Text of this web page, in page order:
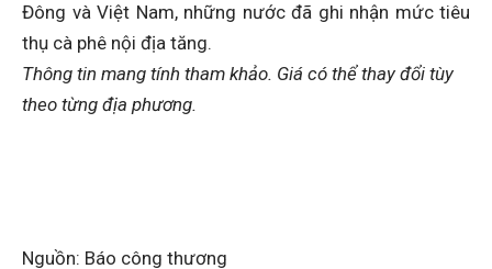
Đông và Việt Nam, những nước đã ghi nhận mức tiêu
thụ cà phê nội địa tăng.
Thông tin mang tính tham khảo. Giá có thể thay đổi tùy
theo từng địa phương.
Nguồn: Báo công thương